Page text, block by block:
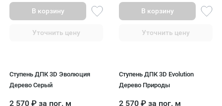
В корзину
Уточнить цену
В корзину
Уточнить цену
Ступень ДПК 3D Эволюция
Дерево Серый
2 570 ₽ за пог. м
Ступень ДПК 3D Evolution
Дерево Природы
2 570 ₽ за пог. м